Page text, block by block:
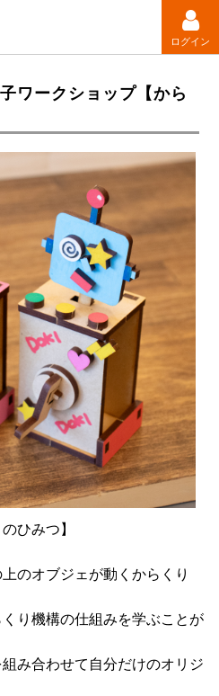
ログイン
ワークショップ【から
ひみつ】
のオブジェが動くからくり
り機構の仕組みを学ぶことが
み合わせて自分だけのオリジ